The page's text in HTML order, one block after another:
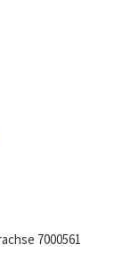
7000561